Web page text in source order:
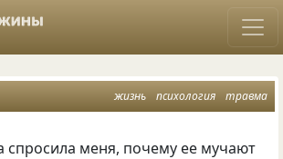
жизнь психология травма
меня, почему ее мучают